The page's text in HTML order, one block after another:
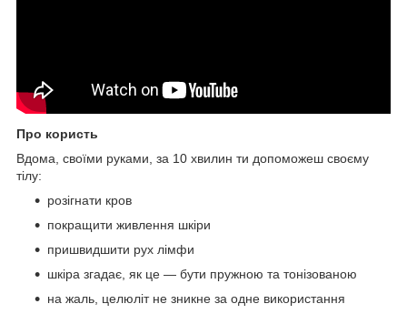
Про користь
Вдома, своїми руками, за 10 хвилин ти допоможеш своєму
тілу:
розігнати кров
покращити живлення шкіри
пришвидшити рух лімфи
шкіра згадає, як це — бути пружною та тонізованою
на жаль, целюліт не зникне за одне використання